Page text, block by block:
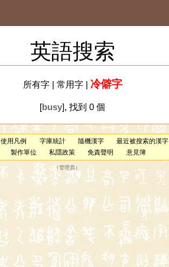
英語搜索
所有字| 常用字| 冷僻字
[busy], 找到 0 個
使用凡例 字庫統計 隨機漢字
最近被搜索的漢字
製作單位 私隱政策 免責聲明 意見簿
（管理員 ）